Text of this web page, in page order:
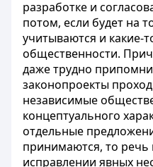
разработке и
потом, если будет на
учитываются и какие-
общественности.
даже трудно
законопроекты
независимые
концептуального
отдельные
принимаются, то
исправлении явных